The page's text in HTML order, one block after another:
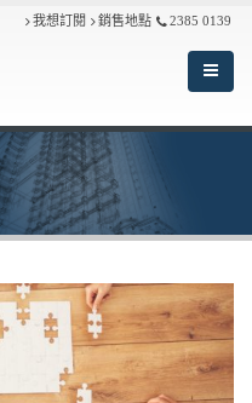
我想訂閱 銷售地點 2385 0139